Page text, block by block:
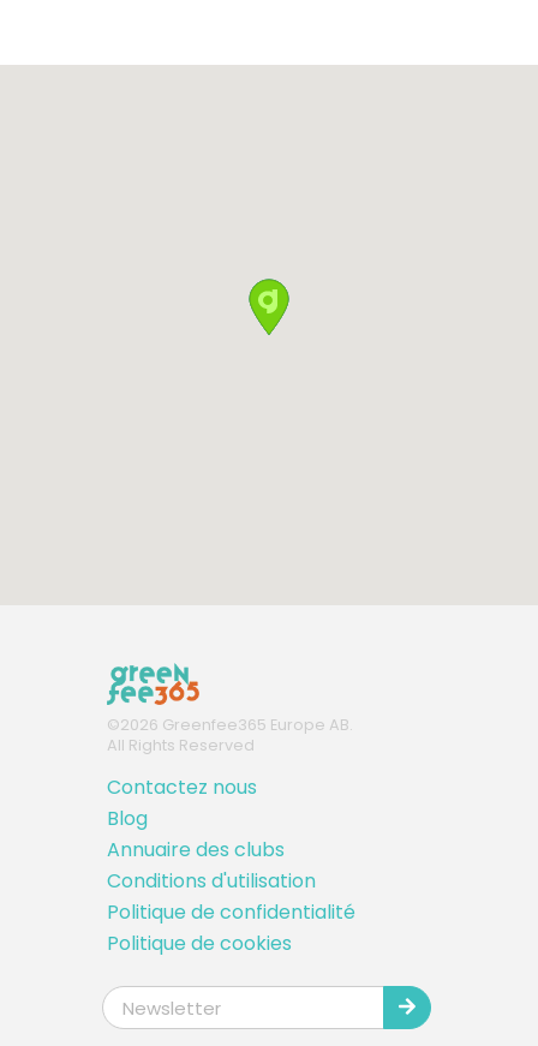
©2026 Greenfee365 Europe AB.
All Rights Reserved
Contactez nous
Blog
Annuaire des clubs
Conditions d'utilisation
Politique de confidentialité
Politique de cookies